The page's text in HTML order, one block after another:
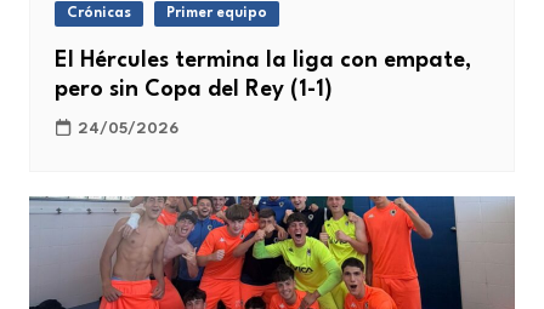
Crónicas Primer equipo
El Hércules termina la liga con empate,
pero sin Copa del Rey (1-1)
24/05/2026